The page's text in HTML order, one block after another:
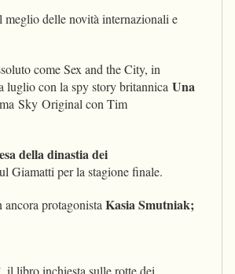
meglio delle novità internazionali e
come Sex and the City, in
luglio con la spy story britannica Una
Sky Original con Tim
della dinastia dei
Giamatti per la stagione finale.
ancora protagonistaKasia Smutniak;
il libro inchiesta sulle rotte dei